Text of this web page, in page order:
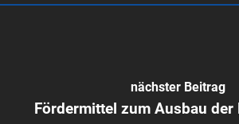
nächster Beitrag
Fördermittel zum Ausbau der